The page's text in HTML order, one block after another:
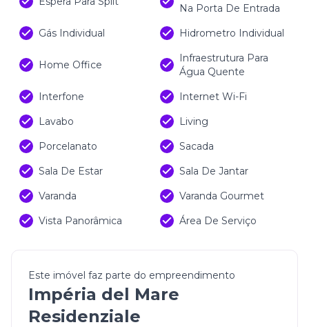
Na Porta De Entrada
Gás Individual
Hidrometro Individual
Home Office
Infraestrutura Para
Água Quente
Interfone
Internet Wi-Fi
Lavabo
Living
Porcelanato
Sacada
Sala De Estar
Sala De Jantar
Varanda
Varanda Gourmet
Vista Panorâmica
Área De Serviço
Este imóvel faz parte do empreendimento
Impéria del Mare
Residenziale